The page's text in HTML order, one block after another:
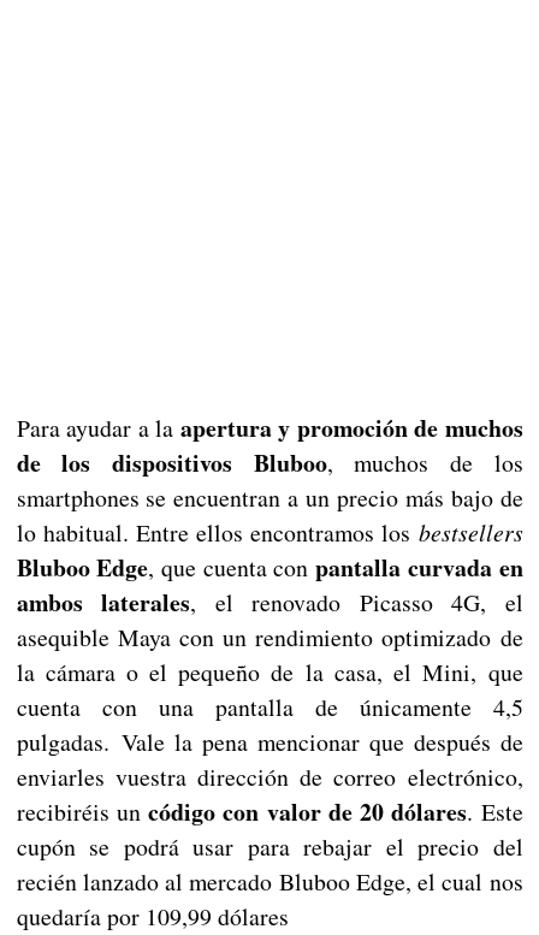
Para ayudar a la apertura y promoción de muchos
de los dispositivos Bluboo, muchos de los
smartphones se encuentran a un precio más bajo de
lo habitual. Entre ellos encontramos los bestsellers
Bluboo Edge, que cuenta conpantalla curvada en
ambos laterales, el renovado Picasso 4G, el
asequible Maya con un rendimiento optimizado de
la cámara o el pequeño de la casa, el Mini, que
cuenta con una pantalla de únicamente 4,5
pulgadas. Vale la pena mencionar que después de
enviarles vuestra dirección de correo electrónico,
recibiréis un código con valor de 20 dólares. Este
cupón se podrá usar para rebajar el precio del
recién lanzado al mercado Bluboo Edge, el cual nos
quedaría por 109,99 dólares